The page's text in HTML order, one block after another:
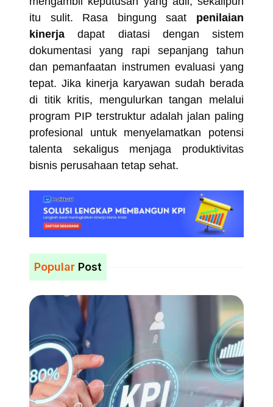
itu sulit. Rasa bingung saat penilaian
kinerjadapat diatasi dengan sistem
dokumentasi yang rapi sepanjang tahun
dan pemanfaatan instrumen evaluasi yang
tepat. Jika kinerja karyawan sudah berada
di titik kritis, mengulurkan tangan melalui
program PIP terstruktur adalah jalan paling
profesional untuk menyelamatkan potensi
talenta sekaligus menjaga produktivitas
bisnis perusahaan tetap sehat.
Popular Post